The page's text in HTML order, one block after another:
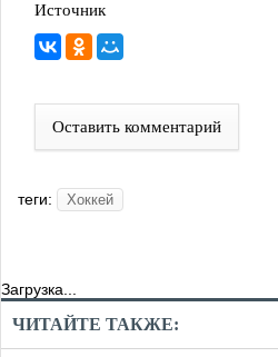
Источник
Оставить комментарий
теги: Хоккей
Загрузка...
ЧИТАЙТЕ ТАКЖЕ: